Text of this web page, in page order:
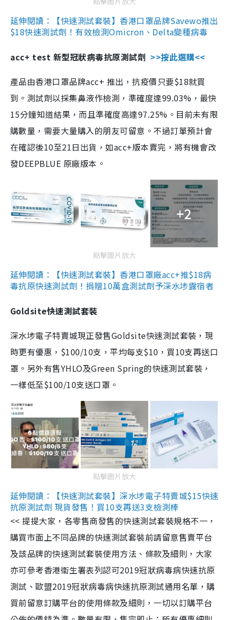
延伸閱讀：【快速測試套裝】香港口罩品牌Savewo推出
$18快速測試劑！有效檢測Omicron、Delta變種病毒
acc+ test 新型冠狀病毒抗原測試劑 >>按此選購<<
產品由香港口罩品牌acc+ 推出，抗疫價只要$18就買
到。測試劑以採集鼻液作檢測，準確度達99.03%，最快
15分鐘知道結果，而且準確度高達97.25%。目前未有限
購數量，需要大量購入的朋友可留意。不過訂單預計會
在確認後10至21日出貨，如acc+版本賣完，將有機會改
發DEEPBLUE 原廠版本。
+2
點擊圖片放大
延伸閱讀：【快速測試套裝】香港口罩廠acc+推$18病
毒抗原快速測試劑！捐贈10萬盒測試劑予深水埗露宿者
Goldsite快速測試套裝
深水埗電子特賣城現正發售Goldsite快速測試套裝，現
時更有優惠，$100/10支，平均每支$10，買10支再送口
罩。另外有售YHLO及Green Spring的快速測試套裝，
一樣低至$100/10支送口罩。
點擊圖片放大
延伸閱讀：【快速測試套裝】深水埗電子特賣城$15快速
抗原測試劑 現貨發售！買10支再送3支檢測棒
<< 提提大家，各零售商發售的快速測試套裝規格不一，
購買市面上不同品牌的快速測試套裝前請留意售賣平台
及該品牌的快速測試套裝使用方法、條款及細則，大家
亦可參考香港衞生署表列認可2019冠狀病毒病快速抗原
測試、歐盟2019冠狀病毒病快速抗原測試通用名單，購
買前留意訂購平台的使用條款及細則，一切以訂購平台